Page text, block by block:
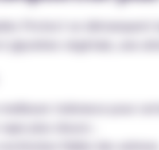
Protect se
glycérine végétale, une
meilleure tolérance pour